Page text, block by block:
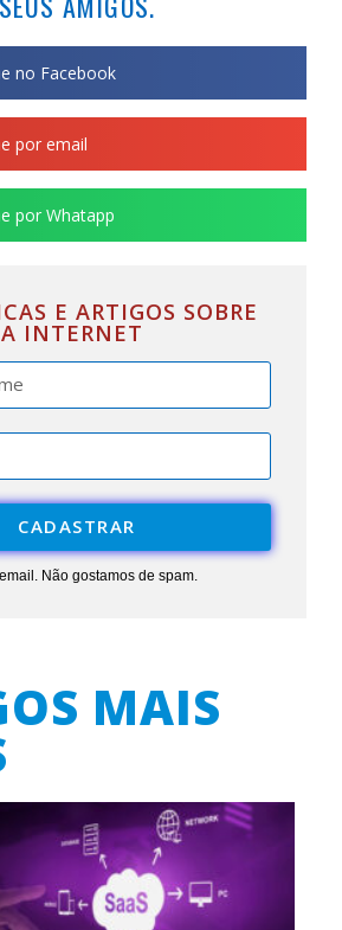
no Facebook
por email
por Whatapp
E ARTIGOS SOBRE
INTERNET
CADASTRAR
Não gostamos de spam.
MAIS